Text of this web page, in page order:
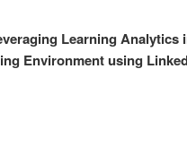
Learning Analytics
Environment using